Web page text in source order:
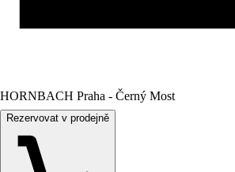
HORNBACH Praha - Černý Most
Rezervovat v prodejně